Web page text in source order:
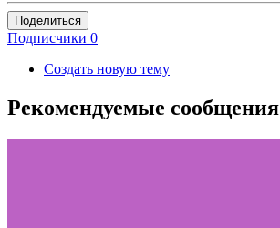
Поделиться
Подписчики 0
Создать новую тему
Рекомендуемые сообщения